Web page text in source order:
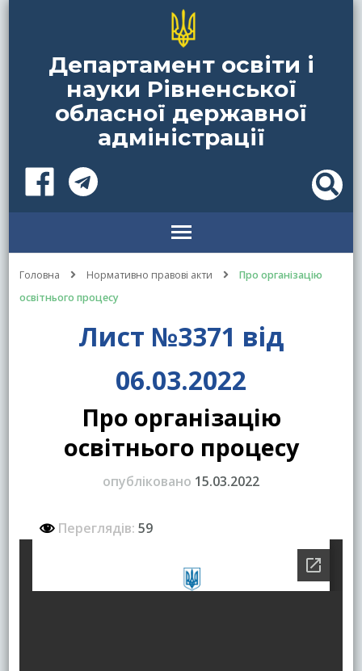
Департамент освіти і
науки Рівненської
обласної державної
адміністрації
Головна Нормативно правові акти
Про організацію
освітнього процесу
Лист №3371 від
06.03.2022
Про організацію
освітнього процесу
опубліковано 15.03.2022
Переглядів: 59